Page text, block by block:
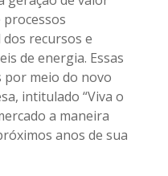
recursos e
de energia. Essas
por meio do novo
intitulado “Viva o
a maneira
anos de sua